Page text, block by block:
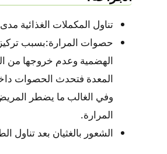
تناول المكملات الغذائية
حصوات المرارة:بسبب
الهضمية وعدم خروجها من
المعدة فتحدث الحصوات
وفي الغالب ما يضطر
المرارة.
الشعور بالغثيان بعد تناول